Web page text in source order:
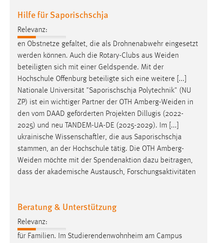
Hilfe für Saporischschja
Relevanz:
en Obstnetze gefaltet, die als Drohnenabwehr eingesetzt
werden können. Auch die Rotary-Clubs aus Weiden
beteiligten sich mit einer Geldspende. Mit der
Hochschule Offenburg beteiligte sich eine weitere [...]
Nationale Universität "Saporischschja Polytechnik" (NU
ZP) ist ein wichtiger Partner der OTH Amberg-Weiden in
den vom DAAD geförderten Projekten Dillugis (2022-
2025) und neu TANDEM-UA-DE (2025-2029). Im [...]
ukrainische Wissenschaftler, die aus Saporischschja
stammen, an der Hochschule tätig. Die OTH Amberg-
Weiden möchte mit der Spendenaktion dazu beitragen,
dass der akademische Austausch, Forschungsaktivitäten
Beratung & Unterstützung
Relevanz:
für Familien. Im Studierendenwohnheim am Campus
Zweck:
Cookie Laufzeit:
Max. 13 Monate
MARKETING
Marketing Cookies werden von Drittanbietern
verwendet, um personalisierte Werbung anzuzeigen.
Sie tun dies, indem sie Besucher über Websites
Google Ads
Anbieter:
Google Ireland Limited